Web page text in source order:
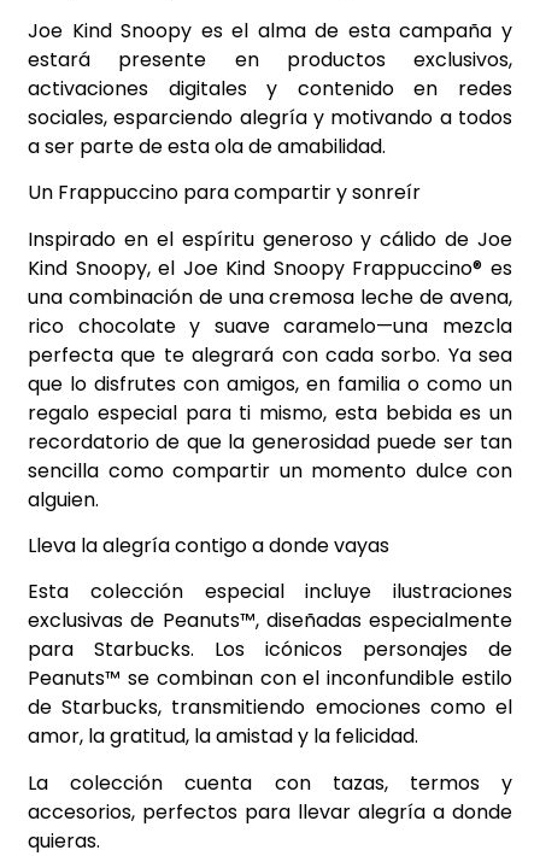
Joe Kind Snoopy es el alma de esta campaña y
estará presente en productos exclusivos,
activaciones digitales y contenido en redes
sociales, esparciendo alegría y motivando a todos
a ser parte de esta ola de amabilidad.
Un Frappuccino para compartir y sonreír
Inspirado en el espíritu generoso y cálido de Joe
Kind Snoopy, el Joe Kind Snoopy Frappuccino® es
una combinación de una cremosa leche de avena,
rico chocolate y suave caramelo—una mezcla
perfecta que te alegrará con cada sorbo. Ya sea
que lo disfrutes con amigos, en familia o como un
regalo especial para ti mismo, esta bebida es un
recordatorio de que la generosidad puede ser tan
sencilla como compartir un momento dulce con
alguien.
Lleva la alegría contigo a donde vayas
Esta colección especial incluye ilustraciones
exclusivas de Peanuts™, diseñadas especialmente
para Starbucks. Los icónicos personajes de
Peanuts™ se combinan con el inconfundible estilo
de Starbucks, transmitiendo emociones como el
amor, la gratitud, la amistad y la felicidad.
La colección cuenta con tazas, termos y
accesorios, perfectos para llevar alegría a donde
quieras.